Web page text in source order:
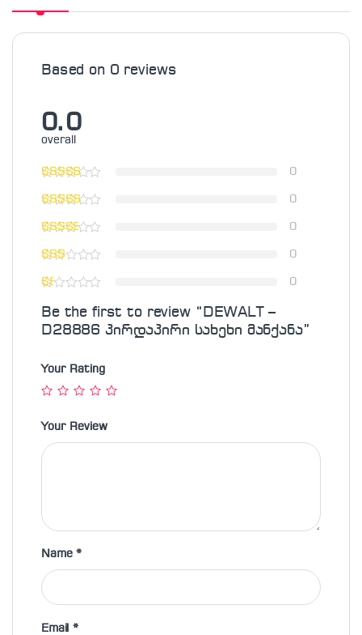
Based on 0 reviews
0.0
overall
0
0
0
0
0
Be the first to review “DEWALT –
D28886 პირდაპირი სახეხი მანქანა”
Your Rating
Your Review
Name*
Email*